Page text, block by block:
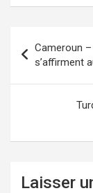
ce
o
o
st
d
o
n
Cameroun
s’affirment
Laisser